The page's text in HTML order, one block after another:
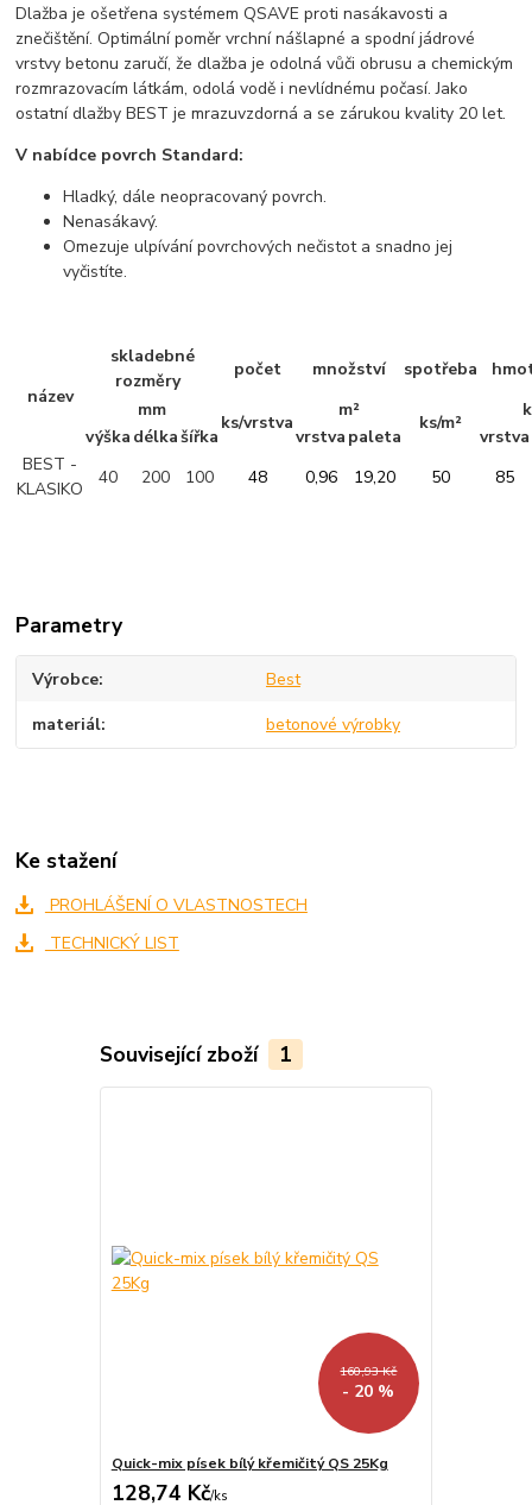
Dlažba je ošetřena systémem QSAVE proti nasákavosti a
znečištění. Optimální poměr vrchní nášlapné a spodní jádrové
vrstvy betonu zaručí, že dlažba je odolná vůči obrusu a chemickým
rozmrazovacím látkám, odolá vodě i nevlídnému počasí. Jako
ostatní dlažby BEST je mrazuvzdorná a se zárukou kvality 20 let.
V nabídce povrch Standard:
Hladký, dále neopracovaný povrch.
Nenasákavý.
Omezuje ulpívání povrchových nečistot a snadno jej
vyčistíte.
název
skladebné
rozměry
počet množství spotřeba
mm
ks/vrstva
m²
ks/m²
výška délkašířka vrstva paleta
vrstva
BEST -
KLASIKO
40 200 100 48 0,96 19,20 50 85
Parametry
Výrobce Best
materiál betonové výrobky
Ke stažení
PROHLÁŠENÍ O VLASTNOSTECH
TECHNICKÝ LIST
Související zboží 1
160,93 Kč
- 20 %
Quick-mix písek bílý křemičitý QS 25Kg
128,74 Kč/ks